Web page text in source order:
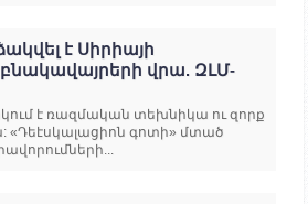
է Սիրիայի
վրա. ԶԼՄ-
է ռազմական տեխնիկա ու զորք
«Դեէսկալացիոն գոտի» մտած